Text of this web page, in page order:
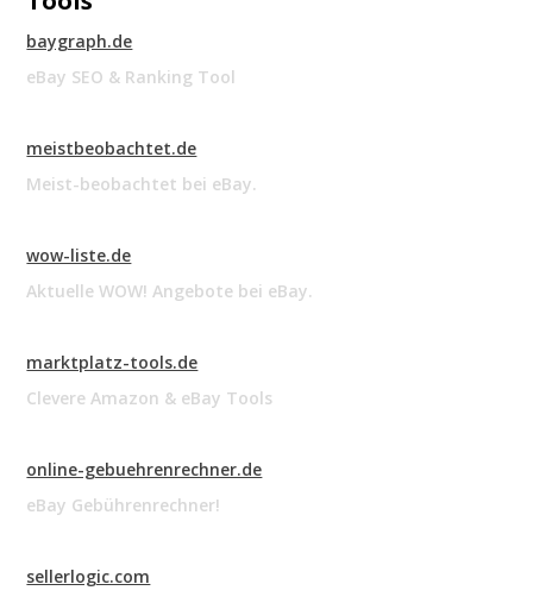
baygraph.de
eBay SEO & Ranking Tool
meistbeobachtet.de
Meist-beobachtet bei eBay.
wow-liste.de
Aktuelle WOW! Angebote bei eBay.
marktplatz-tools.de
Clevere Amazon & eBay Tools
online-gebuehrenrechner.de
eBay Gebührenrechner!
sellerlogic.com